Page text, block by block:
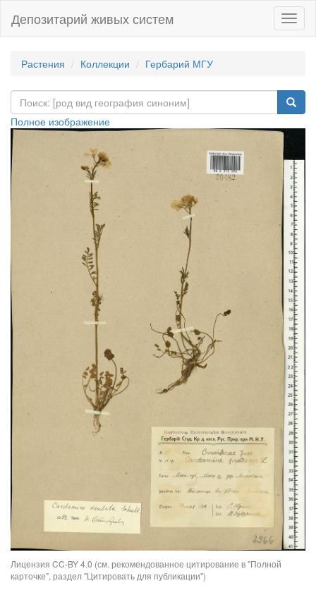
Депозитарий живых систем
Растения Коллекции Гербарий МГУ
Полное изображение
Лицензия CC-BY 4.0 (см. рекомендованное цитирование в "Полной
карточке", раздел "Цитировать для публикации")